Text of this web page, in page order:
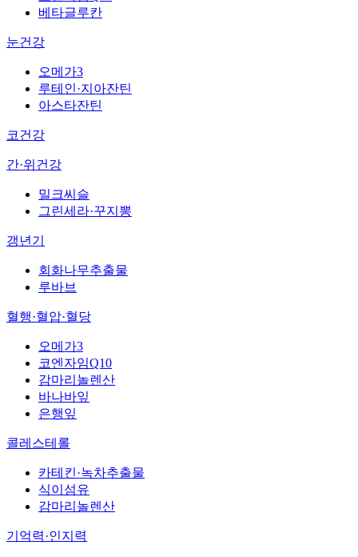
베타글루칸
눈건강
오메가3
루테인·지아잔틴
아스타잔틴
코건강
간·위건강
밀크씨슬
그린세라·꾸지뽕
갱년기
회화나무추출물
루바브
혈행·혈압·혈당
오메가3
코엔자임Q10
감마리놀렌산
바나바잎
은행잎
콜레스테롤
카테킨·녹차추출물
식이섬유
감마리놀렌산
기억력·인지력